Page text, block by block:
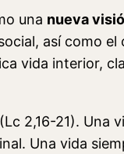
una nueva
así como
vida interior,
(Lc 2,16-21). Una
Una vida